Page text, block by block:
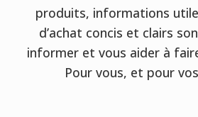
produits, informations
d’achat concis et clairs
informer et vous aider à
Pour vous, et pour